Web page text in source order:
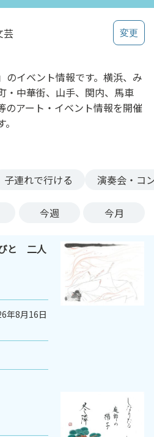
芸
のイベント情報です。横浜、み
・中華街、山手、関内、馬車
のアート・イベント情報を開催
子連れで行ける 演奏会・コ
今週 今月
と 二人
年8月16日